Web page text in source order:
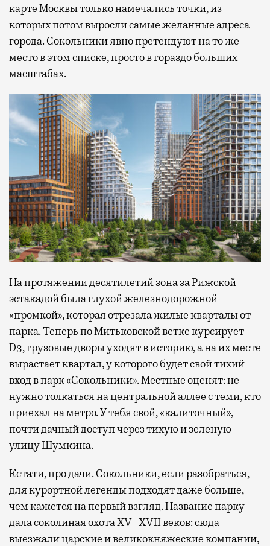
карте Москвы только намечались точки, из
которых потом выросли самые желанные адреса
города. Сокольники явно претендуют на то же
место в этом списке, просто в гораздо больших
масштабах.
На протяжении десятилетий зона за Рижской
эстакадой была глухой железнодорожной
«промкой», которая отрезала жилые кварталы от
парка. Теперь по Митьковской ветке курсирует
D3, грузовые дворы уходят в историю, а на их месте
вырастает квартал, у которого будет свой тихий
вход в парк «Сокольники». Местные оценят: не
нужно толкаться на центральной аллее с теми, кто
приехал на метро. У тебя свой, «калиточный»,
почти дачный доступ через тихую и зеленую
улицу Шумкина.
Кстати, про дачи. Сокольники, если разобраться,
для курортной легенды подходят даже больше,
чем кажется на первый взгляд. Название парку
дала соколиная охота XV−XVII веков: сюда
выезжали царские и великокняжеские компании,